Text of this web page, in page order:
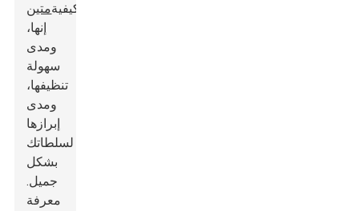
بكيفيةمتين
إنها،
ومدى
سهولة
تنظيفها،
ومدى
إبرازها
لسلطاتك
بشكل
جميل.
معرفة